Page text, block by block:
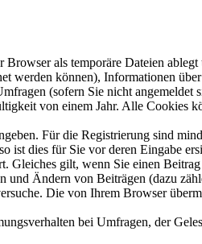
als temporäre Dateien
werden können), Informationen
(sofern Sie nicht angemeldet
von einem Jahr. Alle Cookies
Für die Registrierung sind
ist dies für Sie vor deren Eingabe
Gleiches gilt, wenn Sie einen
Ändern von Beiträgen (dazu
Die von Ihrem Browser
bei Umfragen, der